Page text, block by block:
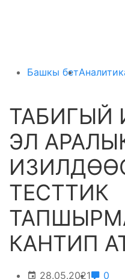
Башкы бет
ТАБИГЫЙ
ЭЛ
ТЕСТТИК
КАНТИП
28.05.2021 0